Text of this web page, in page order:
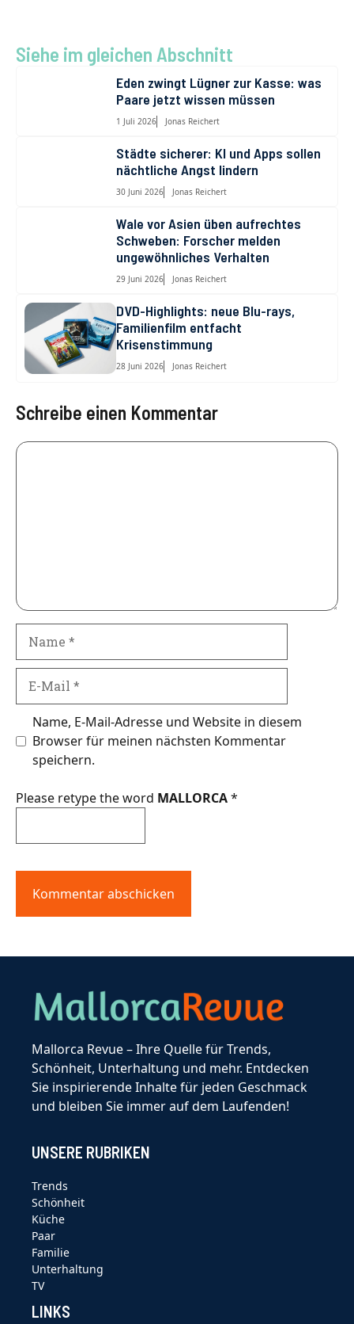
b l o
d
o
n
di
t
es
t
gr
a
m
A
p
Siehe im gleichen Abschnitt
Eden zwingt Lügner zur Kasse: was
Paare jetzt wissen müssen
1 Juli 2026 Jonas Reichert
Städte sicherer: KI und Apps sollen
nächtliche Angst lindern
30 Juni 2026 Jonas Reichert
Wale vor Asien üben aufrechtes
Schweben: Forscher melden
ungewöhnliches Verhalten
29 Juni 2026 Jonas Reichert
DVD-Highlights: neue Blu-rays,
Familienfilm entfacht
Krisenstimmung
28 Juni 2026 Jonas Reichert
Schreibe einen Kommentar
Kommentar
Mail
Name, E-Mail-Adresse und Website in diesem
Browser für meinen nächsten Kommentar
speichern.
Please retype the word MALLORCA*
Mallorca Revue – Ihre Quelle für Trends,
Schönheit, Unterhaltung und mehr. Entdecken
Sie inspirierende Inhalte für jeden Geschmack
und bleiben Sie immer auf dem Laufenden!
UNSERE RUBRIKEN
Trends
Schönheit
Küche
Paar
Familie
Unterhaltung
TV
LINKS